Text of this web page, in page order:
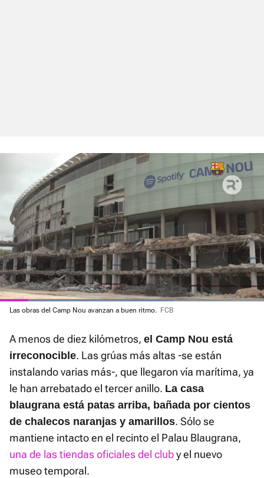
Current
Time
0:07 / Duration
1:03
Loaded
Las obras del Camp Nou avanzan a buen ritmo. FCB
A menos de diez kilómetros, el Camp Nou está
irreconocible. Las grúas más altas -se están
instalando varias más-, que llegaron vía marítima, ya
le han arrebatado el tercer anillo. La casa
blaugrana está patas arriba, bañada por cientos
de chalecos naranjas y amarillos. Sólo se
mantiene intacto en el recinto el Palau Blaugrana,
una de las tiendas oficiales del cluby el nuevo
museo temporal.